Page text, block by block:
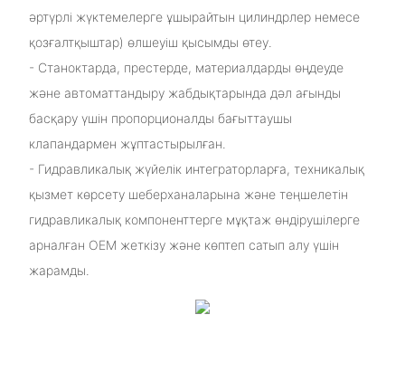
әртүрлі жүктемелерге ұшырайтын цилиндрлер немесе
қозғалтқыштар) өлшеуіш қысымды өтеу.
- Станоктарда, престерде, материалдарды өңдеуде
және автоматтандыру жабдықтарында дәл ағынды
басқару үшін пропорционалды бағыттаушы
клапандармен жұптастырылған.
- Гидравликалық жүйелік интеграторларға, техникалық
қызмет көрсету шеберханаларына және теңшелетін
гидравликалық компоненттерге мұқтаж өндірушілерге
арналған OEM жеткізу және көптеп сатып алу үшін
жарамды.